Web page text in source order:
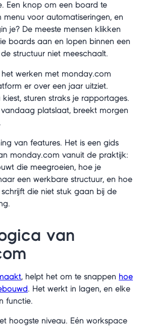
Een knop om een board te
menu voor automatiseringen, en
je? De meeste mensen klikken
boards aan en lopen binnen een
structuur niet meeschaalt.
het werken met monday.com
er over een jaar uitziet.
sturen straks je rapportages.
platslaat, breekt morgen
van features. Het is een gids
monday.com vanuit de praktijk:
die meegroeien, hoe je
een werkbare structuur, en hoe
schrijft die niet stuk gaan bij de
van
, helpt het om te snappen hoe
. Het werkt in lagen, en elke
functie.
hoogste niveau. Eén workspace